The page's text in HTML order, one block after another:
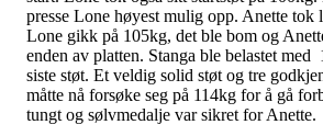
presse Lone høyest mulig opp. Anette tok
Lone gikk på 105kg, det ble bom og
enden av platten. Stanga ble belastet
siste støt. Et veldig solid støt og tre
måtte nå forsøke seg på 114kg for å gå
tungt og sølvmedalje var sikret for Anette.